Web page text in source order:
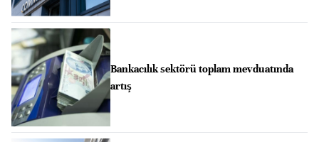
Bankacılık sektörü toplam mevduatında
artış